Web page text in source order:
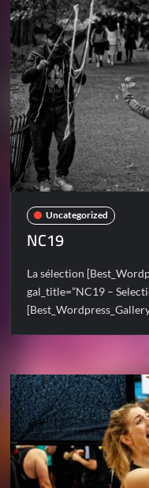
Uncategorized
NC19
La sélection
gal_title=”NC19 –